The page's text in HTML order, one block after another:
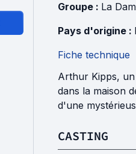
Groupe : La
Pays d'origine :
Fiche technique
Arthur Kipps,
dans la maison
d'une
CASTING